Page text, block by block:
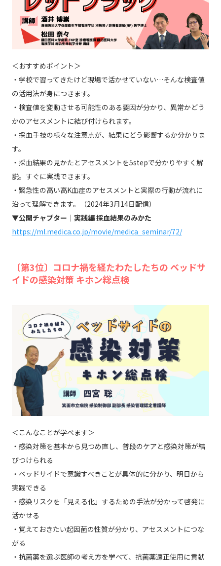
＜おすすめポイント＞
・学校で習ってきたけど現場で活かせていない…そんな検査値
の活用法が身につきます。
・検査値を変動させる可能性のある要因が分かり、異常かどう
かのアセスメントに結び付けられます。
・採血手技の様々な注意点が、結果にどう影響するか分かりま
す。
・採血結果の見かたとアセスメントを5stepで分かりやすく解
説。すぐに実践できます。
・緊急性の高い高K血症のアセスメントと実際の行動が流れに
沿って理解できます。（2024年3月14日配信）
▼公開チャプター｜実践編 採血結果のみかた
https://ml.medica.co.jp/movie/medica_seminar/72/
〔第3位〕コロナ禍を経たわたしたちの ベッドサ
イドの感染対策 キホン総点検
＜こんなことが学べます＞
・感染対策を基本から見つめ直し、普段のケアと感染対策が結
びつけられる
・ベッドサイドで意識すべきことが具体的に分かり、明日から
実践できる
・感染リスクを「見える化」するための手法が分かって啓発に
活かせる
・覚えておきたい起因菌の性質が分かり、アセスメントにつな
がる
・抗菌薬を選ぶ医師の考え方を学べて、抗菌薬適正使用に貢献